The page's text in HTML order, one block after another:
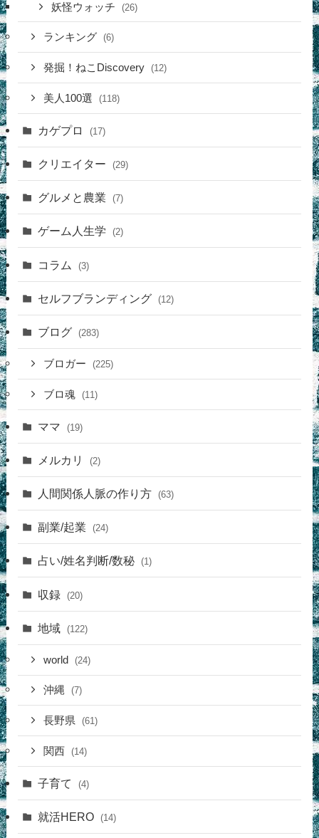
妖怪ウォッチ (26)
ランキング (6)
発掘！ねこDiscovery (12)
美人100選 (118)
カゲプロ (17)
クリエイター (29)
グルメと農業 (7)
ゲーム人生学 (2)
コラム (3)
セルフブランディング (12)
ブログ (283)
ブロガー (225)
ブロ魂 (11)
ママ (19)
メルカリ (2)
人間関係人脈の作り方 (63)
副業/起業 (24)
占い/姓名判断/数秘 (1)
収録 (20)
地域 (122)
world (24)
沖縄 (7)
長野県 (61)
関西 (14)
子育て (4)
就活HERO (14)